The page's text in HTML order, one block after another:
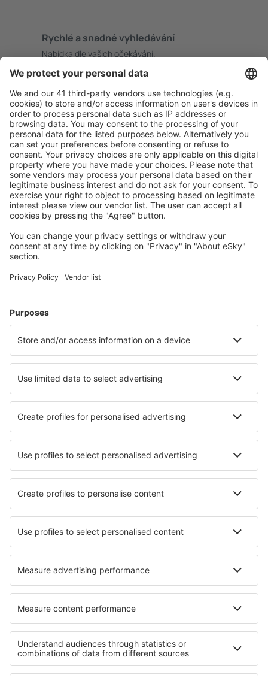
Rychlé a snadné vyhledávání
Nabídka dle vašich očekávání.
Pečlivé plánování
Bezproblémová rezervace s možností bezplatného
zrušení.
S námi ušetříte
Atraktivní ceny a speciální nabídky pro přihlášené
uživatele.
Ubytování dle vašeho gusta
Vyberte si z více než 1.3 milionu zařízení: hotelů,
Nejvyhledávanější hotely uživateli eSky
Hotely in Schladming Hotely ve Vídni
Hotely in Nauders Hotely in Mauterndorf
Hotely in Going Hotely in Gaschurn Hotely in Gamlitz
Nejlepší hotely - města
Hotely in Carate Urio Hotely in Rakiraki
Hotely in Ploubazlanec Hotely in Caldes de Montbui
Hotely in Heliopolis Hotely in Porto Coda Cavallo
Hotely in Barbera de la Conca
Nejlepší hotely - regiony
Hotely v Bad Kleinkirchheimu
Hotely in Wolfgangsee Hotely v Katschberg/ Rennweg
Hotely in Millstatter See Hotely v Tărgovišti